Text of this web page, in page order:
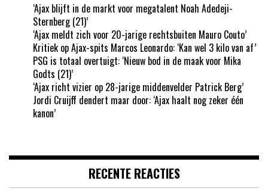
‘Ajax blijft in de markt voor megatalent Noah Adedeji-
Sternberg (21)’
‘Ajax meldt zich voor 20-jarige rechtsbuiten Mauro Couto’
Kritiek op Ajax-spits Marcos Leonardo: ‘Kan wel 3 kilo van af’
PSG is totaal overtuigt: ‘Nieuw bod in de maak voor Mika
Godts (21)’
‘Ajax richt vizier op 28-jarige middenvelder Patrick Berg’
Jordi Cruijff dendert maar door: ‘Ajax haalt nog zeker één
kanon’
RECENTE REACTIES